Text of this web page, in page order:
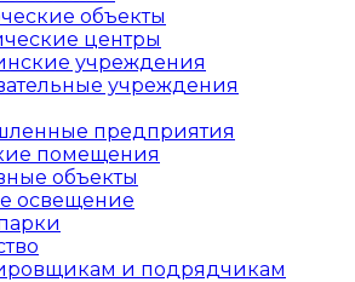
объекты
центры
учреждения
учреждения
предприятия
помещения
объекты
освещение
и подрядчикам